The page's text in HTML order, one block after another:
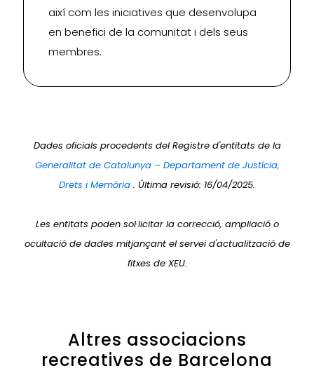
així com les iniciatives que desenvolupa
en benefici de la comunitat i dels seus
membres.
Dades oficials procedents del Registre d'entitats de la
Generalitat de Catalunya – Departament de Justícia,
Drets i Memòria . Última revisió: 16/04/2025.
Les entitats poden sol·licitar la correcció, ampliació o
ocultació de dades mitjançant el servei d'actualització de
fitxes de XEU.
Altres associacions
recreatives de Barcelona